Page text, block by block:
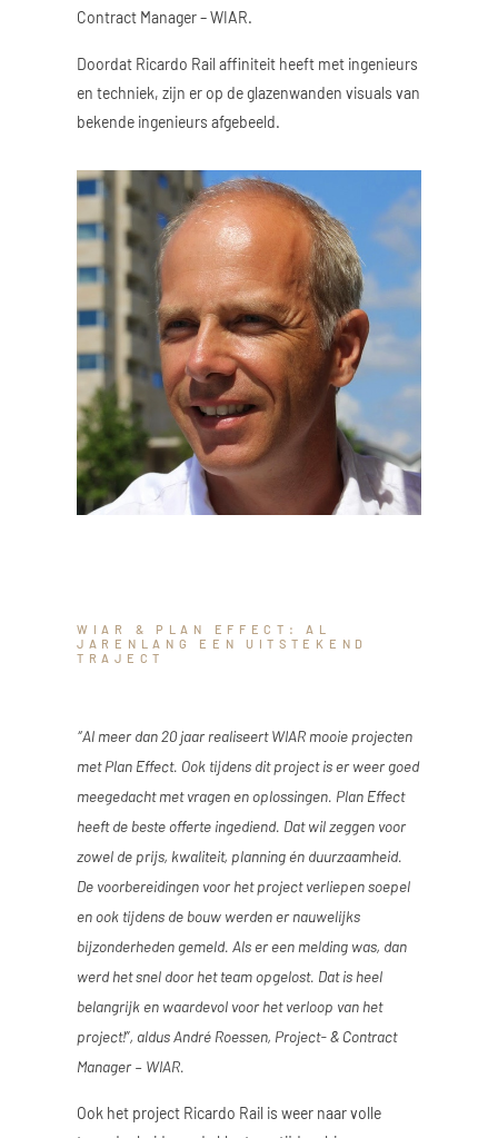
Contract Manager – WIAR.
Doordat Ricardo Rail affiniteit heeft met ingenieurs
en techniek, zijn er op de glazenwanden visuals van
bekende ingenieurs afgebeeld.
WIAR & PLAN EFFECT: AL
JARENLANG EEN UITSTEKEND
TRAJECT
“Al meer dan 20 jaar realiseert WIAR mooie projecten
met Plan Effect. Ook tijdens dit project is er weer goed
meegedacht met vragen en oplossingen. Plan Effect
heeft de beste offerte ingediend. Dat wil zeggen voor
zowel de prijs, kwaliteit, planning én duurzaamheid.
De voorbereidingen voor het project verliepen soepel
en ook tijdens de bouw werden er nauwelijks
bijzonderheden gemeld. Als er een melding was, dan
werd het snel door het team opgelost. Dat is heel
belangrijk en waardevol voor het verloop van het
project!”, aldus André Roessen, Project- & Contract
Manager – WIAR.
Ook het project Ricardo Rail is weer naar volle